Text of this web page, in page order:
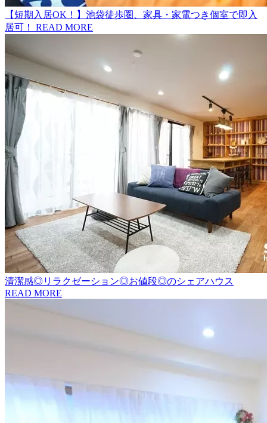
【短期入居OK！】池袋徒歩圏、家具・家電つき個室で即入
居可！
READ MORE
清潔感◎リラクゼーション◎お値段◎のシェアハウス
READ MORE